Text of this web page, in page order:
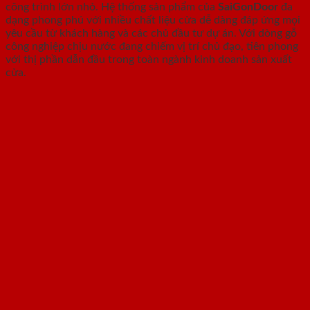
công trình lớn nhỏ. Hệ thống sản phẩm của SaiGonDoor đa
dạng phong phú với nhiều chất liệu cửa dễ dàng đáp ứng mọi
yêu cầu từ khách hàng và các chủ đầu tư dự án. Với dòng gỗ
công nghiệp chịu nước đang chiếm vị trí chủ đạo, tiên phong
với thị phần dẫn đầu trong toàn ngành kinh doanh sản xuất
cửa.